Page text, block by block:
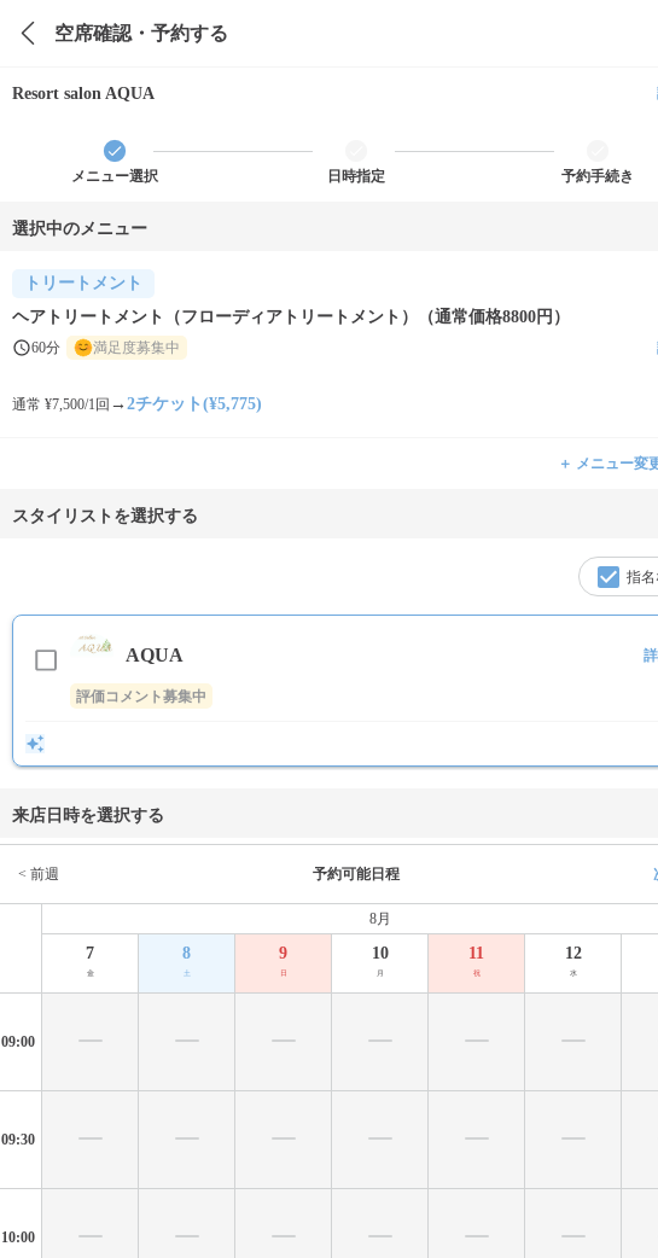
空席確認・予約する
Resort salon AQUA
メニュー選択 日時指定 予約手続き
選択中のメニュー
トリートメント
ヘアトリートメント（フローディアトリートメント）（通常価格8800円）
60分 満足度募集中
通常 ¥7,500/1回 → 2チケット(¥5,775)
＋ メニュー変
スタイリストを選択する
指名
AQUA
評価コメント募集中
来店日時を選択する
< 前週 予約可能日程
8月
7
金
8
土
9
日
10
月
11
祝
12
水
09:00
09:30
10:00